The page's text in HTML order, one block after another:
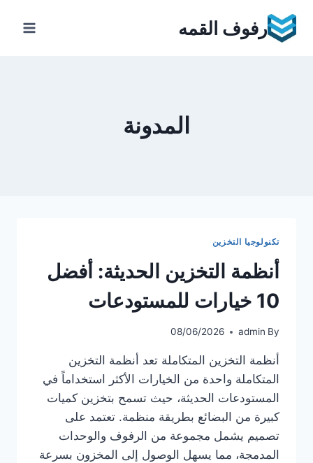
content
رفوف القمه
المدونة
تكنولوجيا التخزين
أنظمة التخزين الحديثة: أفضل
10 خيارات للمستودعات
By
admin
08/06/2026
أنظمة التخزين المتكاملة تعد أنظمة التخزين
المتكاملة واحدة من الخيارات الأكثر استخداماً في
المستودعات الحديثة، حيث تسمح بتخزين كميات
كبيرة من البضائع بطريقة منظمة. تعتمد على
تصميم يشمل مجموعة من الرفوف والوحدات
المدمجة، مما يسهل الوصول إلى المخزون بسرعة